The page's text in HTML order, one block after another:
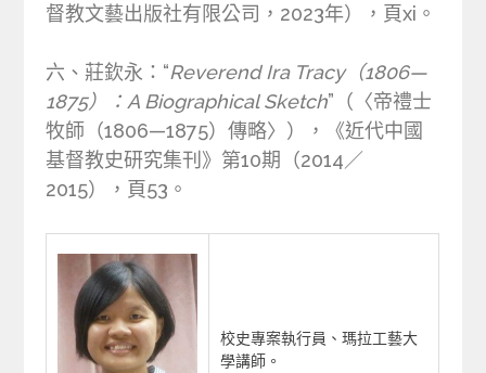
督教文藝出版社有限公司，2023年），頁xi。
六、莊欽永：“Reverend Ira Tracy（1806—
1875）：A Biographical Sketch”（〈帝禮士
牧師（1806—1875）傳略〉），《近代中國
基督教史研究集刊》第10期（2014／
2015），頁53。
校史專案執行員、瑪拉工藝大
學講師。